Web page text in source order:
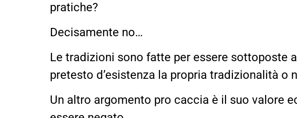
pratiche?
Decisamente no…
Le tradizioni sono fatte per essere
pretesto d’esistenza la propria tradizionalità o
Un altro argomento pro caccia è il suo valore